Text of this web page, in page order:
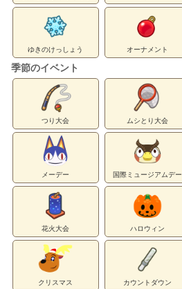
ゆきのけっしょう オーナメント
季節のイベント
つり大会 ムシとり大会
メーデー 国際ミュージアムデー
花火大会 ハロウィン
クリスマス カウントダウン